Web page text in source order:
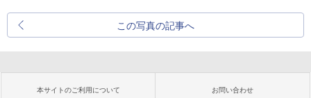
この写真の記事へ
本サイトのご利用について お問い合わせ